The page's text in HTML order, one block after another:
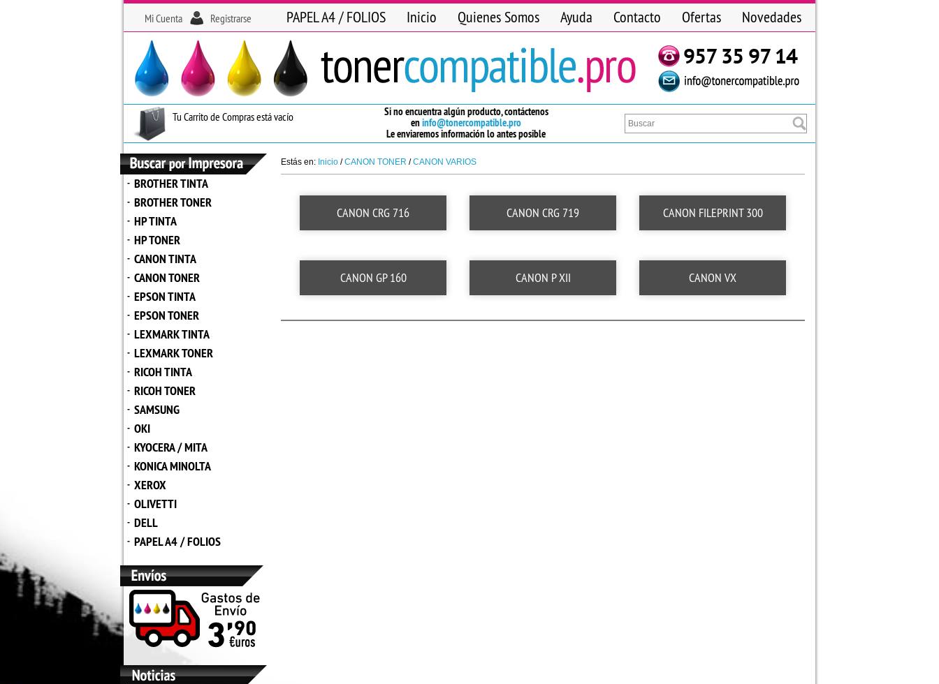
Mi Cuenta Registrarse PAPEL A4 / FOLIOS Inicio Quienes Somos Ayuda Contacto Ofertas Novedades
Si no encuentra algún producto, contáctenos
eninfo@tonercompatible.pro
Le enviaremos información lo antes posible
Tu Carrito de Compras está vacío
- BROTHER TINTA
- BROTHER TONER
- HP TINTA
- HP TONER
- CANON TINTA
- CANON TONER
- EPSON TINTA
- EPSON TONER
- LEXMARK TINTA
- LEXMARK TONER
- RICOH TINTA
- RICOH TONER
- SAMSUNG
- OKI
- KYOCERA / MITA
- KONICA MINOLTA
- XEROX
- OLIVETTI
- DELL
- PAPEL A4 / FOLIOS
Estás en: Inicio /CANON TONER /CANON VARIOS
CANON CRG 716 CANON CRG 719 CANON FILEPRINT 300
CANON GP 160 CANON P XII CANON VX